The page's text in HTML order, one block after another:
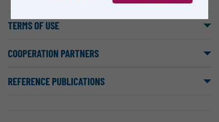
TERMS OF USE
COOPERATION PARTNERS
REFERENCE PUBLICATIONS